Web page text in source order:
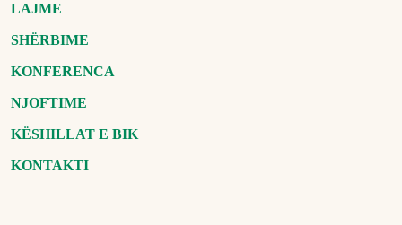
LAJME
SHËRBIME
KONFERENCA
NJOFTIME
KËSHILLAT E BIK
KONTAKTI